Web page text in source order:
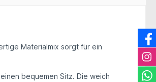
Materialmix sorgt für ein
bequemen Sitz. Die weich